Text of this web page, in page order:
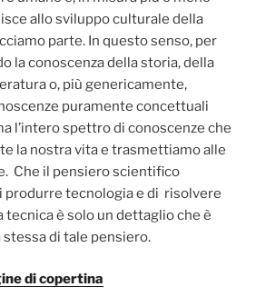
allo sviluppo culturale della
parte. In questo senso, per
la conoscenza della storia, della
o, più genericamente,
puramente concettuali
l’intero spettro di conoscenze che
la nostra vita e trasmettiamo alle
Che il pensiero scientifico
produrre tecnologia e di risolvere
tecnica è solo un dettaglio che è
di tale pensiero.
di copertina